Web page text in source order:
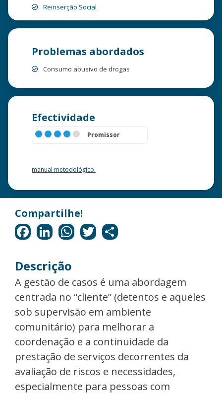
Reinserção Social
Problemas abordados
Consumo abusivo de drogas
Efectividade
Promissor
manual metodológico.
Descrição
A gestão de casos é uma abordagem
centrada no “cliente” (detentos e aqueles
sob supervisão em ambiente
comunitário) para melhorar a
coordenação e a continuidade da
prestação de serviços decorrentes da
avaliação de riscos e necessidades,
especialmente para pessoas com